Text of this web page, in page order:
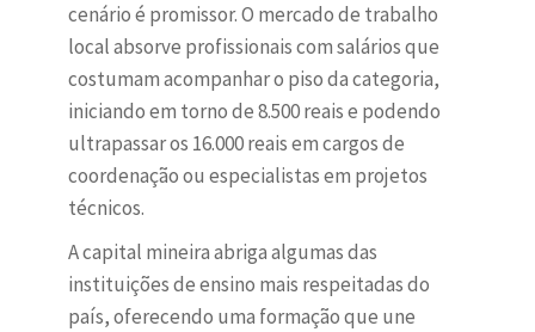
cenário é promissor. O mercado de trabalho
local absorve profissionais com salários que
costumam acompanhar o piso da categoria,
iniciando em torno de 8.500 reais e podendo
ultrapassar os 16.000 reais em cargos de
coordenação ou especialistas em projetos
técnicos.
A capital mineira abriga algumas das
instituições de ensino mais respeitadas do
país, oferecendo uma formação que une